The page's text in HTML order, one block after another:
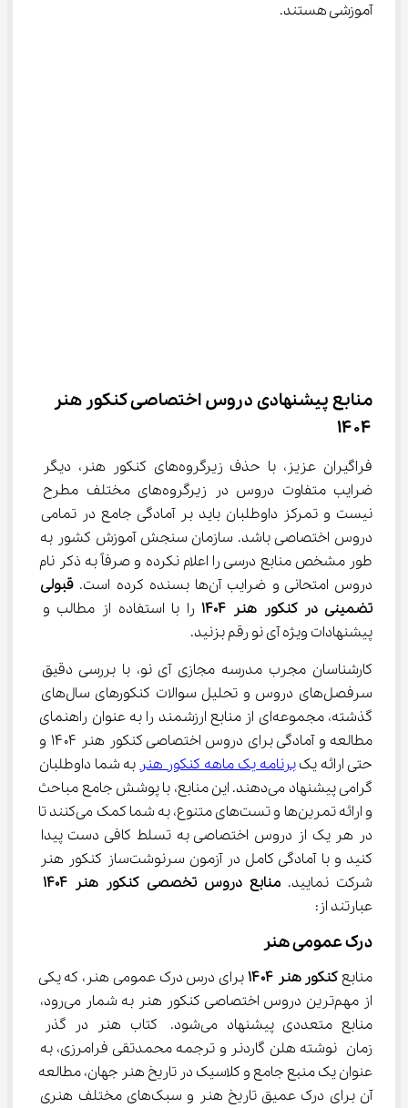
آموزشی هستند.
منابع پیشنهادی دروس اختصاصی کنکور هنر
۱۴۰۴
فراگیران عزیز، با حذف زیرگروه‌های کنکور هنر، دیگر
ضرایب متفاوت دروس در زیرگروه‌های مختلف مطرح
نیست و تمرکز داوطلبان باید بر آمادگی جامع در تمامی
دروس اختصاصی باشد. سازمان سنجش آموزش کشور به
طور مشخص منابع درسی را اعلام نکرده و صرفاً به ذکر نام
دروس امتحانی و ضرایب آن‌ها بسنده کرده است.
قبولی
تضمینی در کنکور هنر 1404
را با استفاده از مطالب و
پیشنهادات ویژه آی نو رقم بزنید.
کارشناسان مجرب مدرسه مجازی آی نو، با بررسی دقیق
سرفصل‌های دروس و تحلیل سوالات کنکورهای سال‌های
گذشته، مجموعه‌ای از منابع ارزشمند را به عنوان راهنمای
مطالعه و آمادگی برای دروس اختصاصی کنکور هنر ۱۴۰۴ و
حتی ارائه یک برنامه یک ماهه کنکور هنر به شما داوطلبان
گرامی پیشنهاد می‌دهند. این منابع، با پوشش جامع مباحث
و ارائه تمرین‌ها و تست‌های متنوع، به شما کمک می‌کنند تا
در هر یک از دروس اختصاصی به تسلط کافی دست پیدا
کنید و با آمادگی کامل در آزمون سرنوشت‌ساز کنکور هنر
شرکت نمایید. منابع دروس تخصصی کنکور هنر 1404
عبارتند از:
درک عمومی هنر
منابع کنکور هنر ۱۴۰۴
برای درس درک عمومی هنر، که یکی
از مهم‌ترین دروس اختصاصی کنکور هنر به شمار می‌رود،
منابع متعددی پیشنهاد می‌شود. کتاب هنر در گذر
زمان نوشته هلن گاردنر و ترجمه محمدتقی فرامرزی، به
عنوان یک منبع جامع و کلاسیک در تاریخ هنر جهان، مطالعه
آن برای درک عمیق تاریخ هنر و سبک‌های مختلف هنری